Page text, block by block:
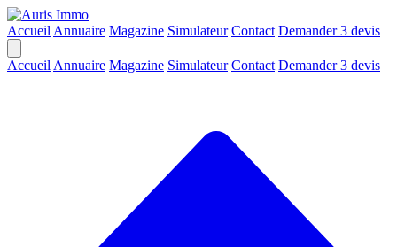
Accueil Annuaire Magazine Simulateur Contact Demander 3 devis
Accueil Annuaire Magazine Simulateur Contact Demander 3 devis